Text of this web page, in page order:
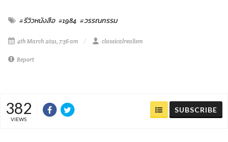
#รีวิวหนังสือ #1984 #วรรณกรรม
4th March 2021, 7:56 am classicalrealism
Report
382
VIEWS
SUBSCRIBE